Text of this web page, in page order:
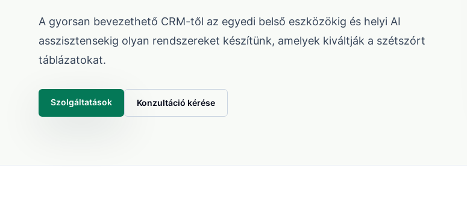
A gyorsan bevezethető CRM-től az egyedi belső eszközökig és helyi AI
asszisztensekig olyan rendszereket készítünk, amelyek kiváltják a szétszórt
táblázatokat.
Szolgáltatások Konzultáció kérése